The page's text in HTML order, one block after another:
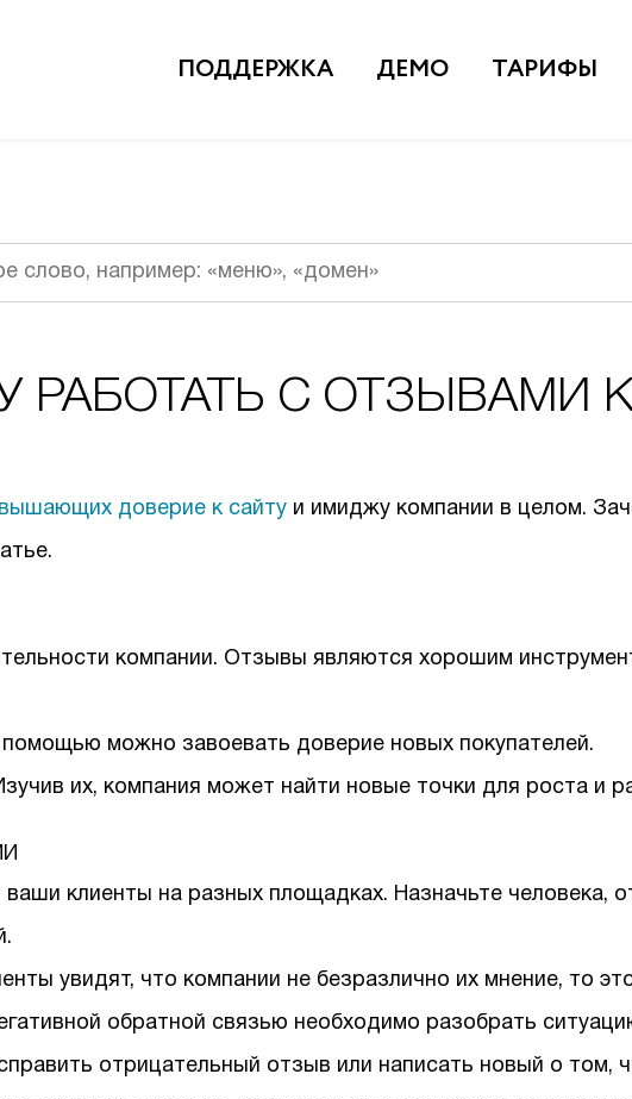
ПОДДЕРЖКА ДЕМО ТАРИФЫ
Поиск
РАБОТАТЬ С ОТЗЫВАМИ
доверие к сайту и имиджу компании в целом.
компании. Отзывы являются хорошим
можно завоевать доверие новых покупателей.
их, компания может найти новые точки для роста и
клиенты на разных площадках. Назначьте человека,
увидят, что компании не безразлично их мнение, то
обратной связью необходимо разобрать
отрицательный отзыв или написать новый о том,